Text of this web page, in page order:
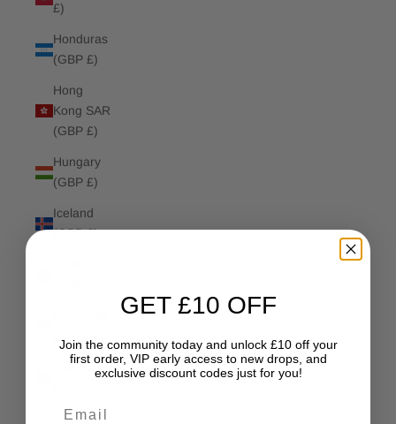
£)
Honduras
(GBP £)
Hong
Kong SAR
(GBP £)
Hungary
(GBP £)
Iceland
(GBP £)
Iraq (GBP
Ireland
GET £10 OFF
Join the community today and unlock £10 off your
first order, VIP early access to new drops, and
exclusive discount codes just for you!